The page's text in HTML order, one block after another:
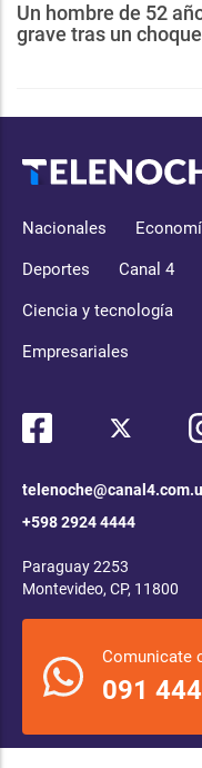
Un hombre de 52
grave tras un
Nacionales
Deportes Canal 4
Ciencia y tecnología
Empresariales
+598 2924 4444
Paraguay 2253
Montevideo, CP, 11800
Comunicate
091